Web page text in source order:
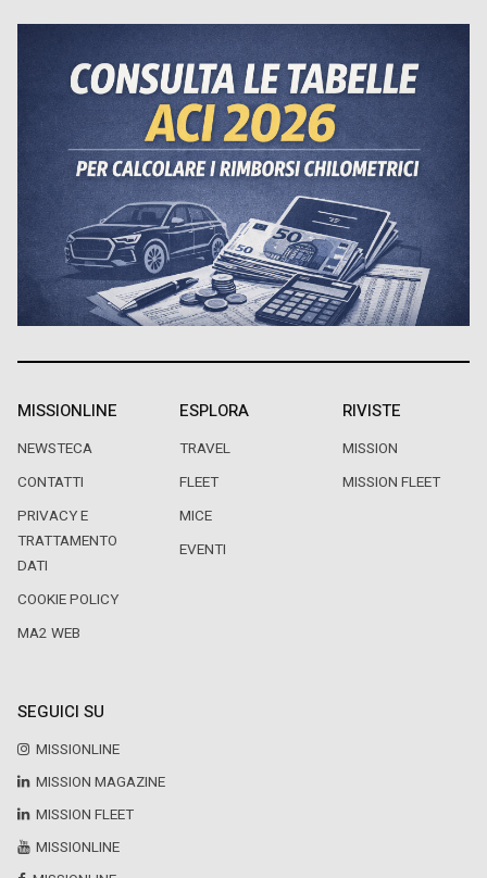
MISSIONLINE
NEWSTECA
CONTATTI
PRIVACY E
TRATTAMENTO
DATI
COOKIE POLICY
MA2 WEB
ESPLORA
TRAVEL
FLEET
MICE
EVENTI
RIVISTE
MISSION
MISSION FLEET
SEGUICI SU
MISSIONLINE
MISSION MAGAZINE
MISSION FLEET
MISSIONLINE